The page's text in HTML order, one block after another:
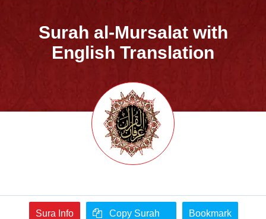
Surah al-Mursalat with
English Translation
Sura Info Copy Surah Bookmark